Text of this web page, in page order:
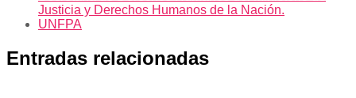
Justicia y Derechos Humanos de la Nación.
UNFPA
Entradas relacionadas